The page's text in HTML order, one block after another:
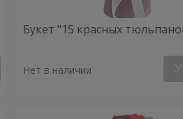
Букет "15 красных
Нет в наличии